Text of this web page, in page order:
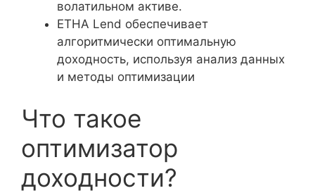
волатильном активе.
ETHA Lend обеспечивает
алгоритмически оптимальную
доходность, используя анализ данных
и методы оптимизации
Что такое
оптимизатор
доходности?